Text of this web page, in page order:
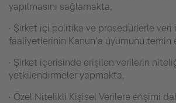
yapılmasını sağlamakta,
· Şirket içi politika ve prosedürlerle veri
faaliyetlerinin Kanun’a uyumunu temin
· Şirket içerisinde erişilen verilerin
yetkilendirmeler yapmakta,
· Özel Nitelikli Kişisel Verilere erişimi